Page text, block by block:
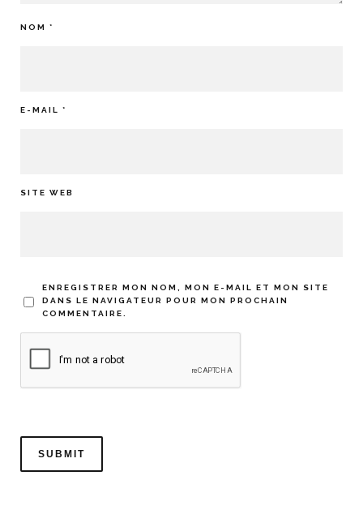
NOM *
E-MAIL *
SITE WEB
ENREGISTRER MON NOM, MON E-MAIL ET MON SITE
DANS LE NAVIGATEUR POUR MON PROCHAIN
COMMENTAIRE.